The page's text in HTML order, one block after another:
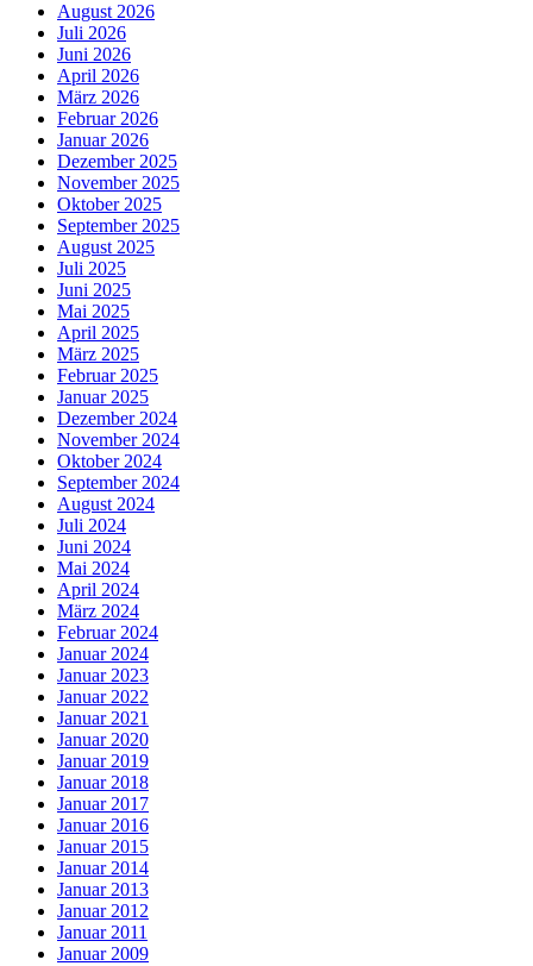
August 2026
Juli 2026
Juni 2026
April 2026
März 2026
Februar 2026
Januar 2026
Dezember 2025
November 2025
Oktober 2025
September 2025
August 2025
Juli 2025
Juni 2025
Mai 2025
April 2025
März 2025
Februar 2025
Januar 2025
Dezember 2024
November 2024
Oktober 2024
September 2024
August 2024
Juli 2024
Juni 2024
Mai 2024
April 2024
März 2024
Februar 2024
Januar 2024
Januar 2023
Januar 2022
Januar 2021
Januar 2020
Januar 2019
Januar 2018
Januar 2017
Januar 2016
Januar 2015
Januar 2014
Januar 2013
Januar 2012
Januar 2011
Januar 2009